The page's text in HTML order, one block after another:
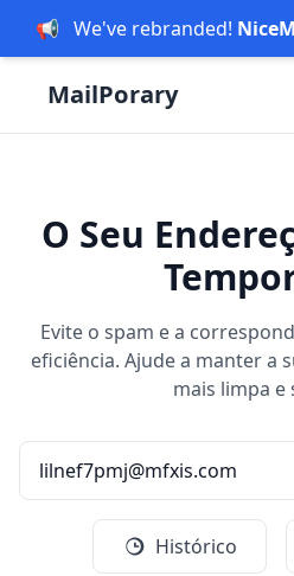
📢 We've rebranded!
O Seu
Evite o spam e a
eficiência. Ajude a manter a
mais limpa e
Histórico